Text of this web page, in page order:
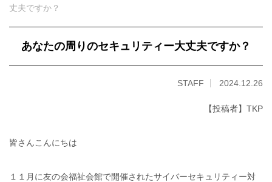
丈夫ですか？
あなたの周りのセキュリティー大丈夫ですか？
STAFF 2024.12.26
【投稿者】TKP
皆さんこんにちは
１１月に友の会福祉会館で開催されたサイバーセキュリティー対